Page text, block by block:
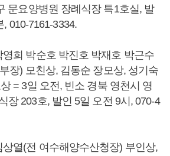
문요양병원 장례식장 특1호실, 발
010-7161-3334.
희 박순호 박진호 박재호 박근수
장) 모친상, 김동순 장모상, 성기숙
= 3일 오전, 빈소 경북 영천시 영
장 203호, 발인 5일 오전 9시, 070-4
열(전 여수해양수산청장) 부인상,